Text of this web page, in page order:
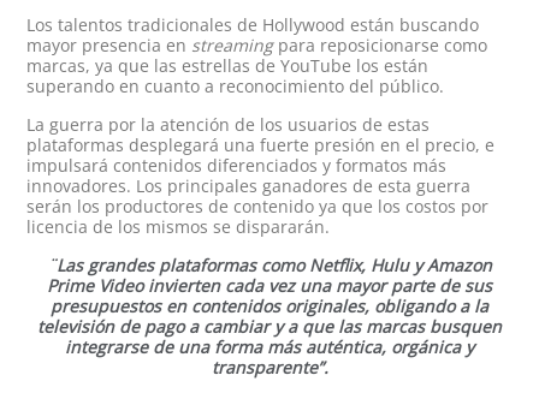
Los talentos tradicionales de Hollywood están buscando
mayor presencia en streamingpara reposicionarse como
marcas, ya que las estrellas de YouTube los están
superando en cuanto a reconocimiento del público.
La guerra por la atención de los usuarios de estas
plataformas desplegará una fuerte presión en el precio, e
impulsará contenidos diferenciados y formatos más
innovadores. Los principales ganadores de esta guerra
serán los productores de contenido ya que los costos por
licencia de los mismos se dispararán.
¨Las grandes plataformas como Netflix, Hulu y Amazon
Prime Video invierten cada vez una mayor parte de sus
presupuestos en contenidos originales, obligando a la
televisión de pago a cambiar y a que las marcas busquen
integrarse de una forma más auténtica, orgánica y
transparente”.